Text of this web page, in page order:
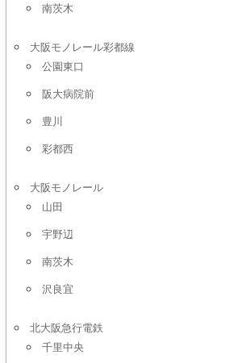
南茨木
大阪モノレール彩都線
公園東口
阪大病院前
豊川
彩都西
大阪モノレール
山田
宇野辺
南茨木
沢良宜
北大阪急行電鉄
千里中央